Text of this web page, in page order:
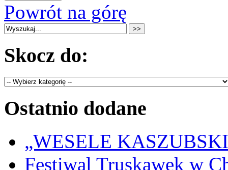
Powrót na górę
Skocz do:
Ostatnio dodane
„WESELE
Festiwal Truskawek w